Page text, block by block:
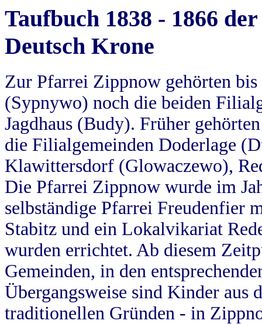
Taufbuch 1838 - 1866
Deutsch Krone
Zur Pfarrei Zippnow gehörten
(Sypnywo) noch die beiden
Jagdhaus (Budy). Früher
die Filialgemeinden Doderlage
Klawittersdorf (Glowaczewo),
Die Pfarrei Zippnow wurde im
selbständige Pfarrei Freudenfier
Stabitz und ein Lokalvikariat
wurden errichtet. Ab diesem
Gemeinden, in den
Übergangsweise sind Kinder aus
traditionellen Gründen - in